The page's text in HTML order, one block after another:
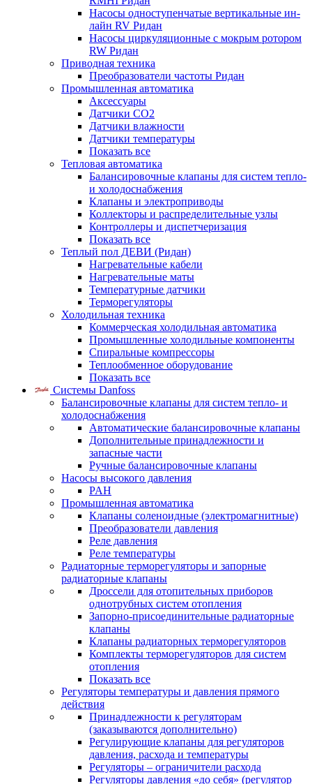
Насосы одноступенчатые вертикальные ин-
лайн RV Ридан
Насосы циркуляционные с мокрым ротором
RW Ридан
Приводная техника
Преобразователи частоты Ридан
Промышленная автоматика
Аксессуары
Датчики CO2
Датчики влажности
Датчики температуры
Показать все
Тепловая автоматика
Балансировочные клапаны для систем тепло-
и холодоснабжения
Клапаны и электроприводы
Коллекторы и распределительные узлы
Контроллеры и диспетчеризация
Показать все
Теплый пол ДЕВИ (Ридан)
Нагревательные кабели
Нагревательные маты
Температурные датчики
Терморегуляторы
Холодильная техника
Коммерческая холодильная автоматика
Промышленные холодильные компоненты
Спиральные компрессоры
Теплообменное оборудование
Показать все
Системы Danfoss
Балансировочные клапаны для систем тепло- и
холодоснабжения
Автоматические балансировочные клапаны
Дополнительные принадлежности и
запасные части
Ручные балансировочные клапаны
Насосы высокого давления
PAH
Промышленная автоматика
Клапаны соленоидные (электромагнитные)
Преобразователи давления
Реле давления
Реле температуры
Радиаторные терморегуляторы и запорные
радиаторные клапаны
Дроссели для отопительных приборов
однотрубных систем отопления
Запорно-присоединительные радиаторные
клапаны
Клапаны радиаторных терморегуляторов
Комплекты терморегуляторов для систем
отопления
Показать все
Регуляторы температуры и давления прямого
действия
Принадлежности к регуляторам
(заказываются дополнительно)
Регулирующие клапаны для регуляторов
давления, расхода и температуры
Регуляторы – ограничители расхода
Регуляторы давления «до себя» (регулятор